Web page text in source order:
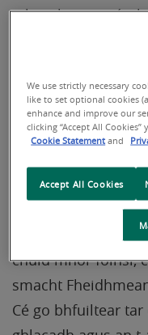
athruithe
d’fhéadfadh
roghanna atá
oiriúnach
agat. Is féidir na
ach dul isteach ar
athrú agus iad a
Tá an t-eolas ar
gréasáin Mhol
chuid mhór foinsí,
smacht
Cé go bhfuiltear
We use strictly necessary
like to set optional cookies
enhance and improve our
clicking “Accept All
Cookie Statement and
Accept All Cookies